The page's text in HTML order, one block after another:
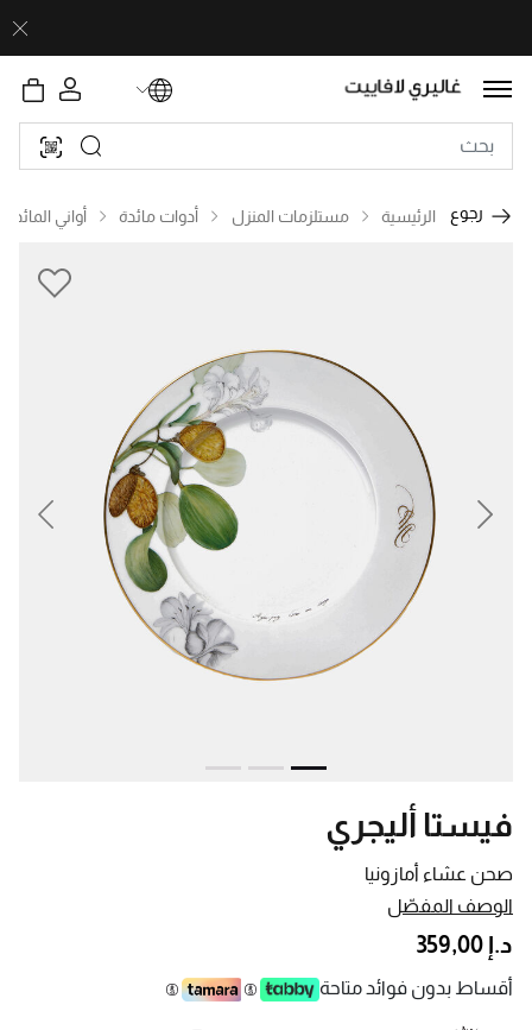
رجوع الرئيسية مستلزمات المنزل أدوات مائدة أواني المائدة
Next
صحن عشاء أمازونيا
فيستا أليجري
الوصف المفصّل
د.إ 359,00
أقساط بدون فوائد متاحة